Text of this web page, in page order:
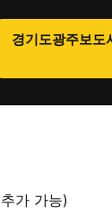
경기도광주보도
가 가능)